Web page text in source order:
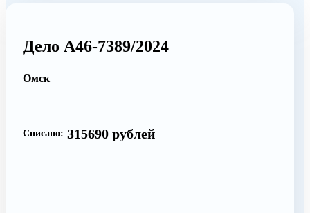
Дело А46-7389/2024
Омск
Списано: 315690 рублей